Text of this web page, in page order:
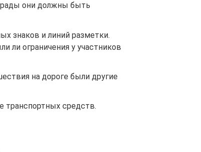
они должны быть
знаков и линий разметки.
ли ограничения у участников
на дороге были другие
транспортных средств.